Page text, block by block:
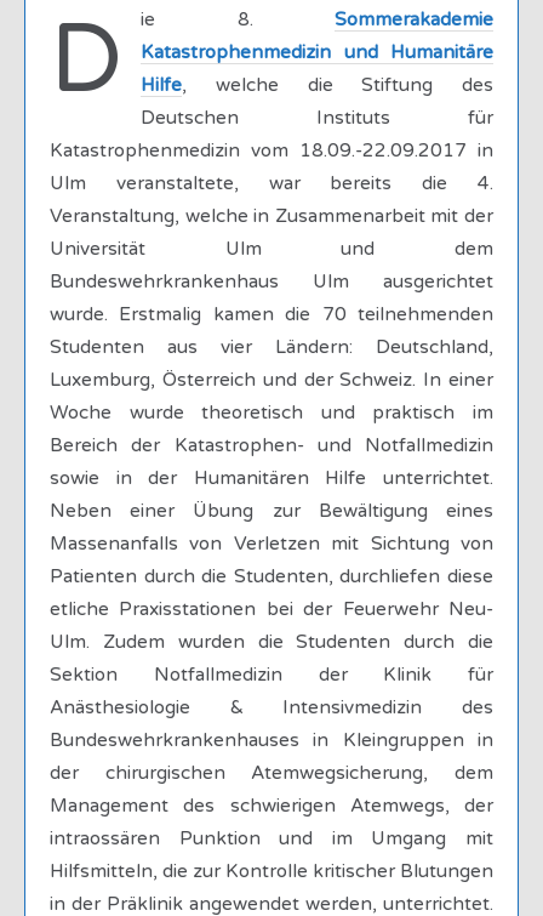
D ie 8. Sommerakademie
Katastrophenmedizin und Humanitäre
Hilfe, welche die Stiftung des
Deutschen Instituts für
Katastrophenmedizin vom 18.09.-22.09.2017 in
Ulm veranstaltete, war bereits die 4.
Veranstaltung, welche in Zusammenarbeit mit der
Universität Ulm und dem
Bundeswehrkrankenhaus Ulm ausgerichtet
wurde. Erstmalig kamen die 70 teilnehmenden
Studenten aus vier Ländern: Deutschland,
Luxemburg, Österreich und der Schweiz. In einer
Woche wurde theoretisch und praktisch im
Bereich der Katastrophen- und Notfallmedizin
sowie in der Humanitären Hilfe unterrichtet.
Neben einer Übung zur Bewältigung eines
Massenanfalls von Verletzen mit Sichtung von
Patienten durch die Studenten, durchliefen diese
etliche Praxisstationen bei der Feuerwehr Neu-
Ulm. Zudem wurden die Studenten durch die
Sektion Notfallmedizin der Klinik für
Anästhesiologie & Intensivmedizin des
Bundeswehrkrankenhauses in Kleingruppen in
der chirurgischen Atemwegsicherung, dem
Management des schwierigen Atemwegs, der
intraossären Punktion und im Umgang mit
Hilfsmitteln, die zur Kontrolle kritischer Blutungen
in der Präklinik angewendet werden, unterrichtet.